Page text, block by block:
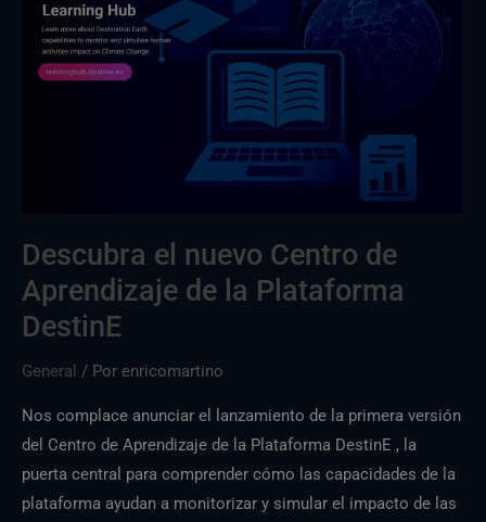
Descubra el nuevo Centro de
Aprendizaje de la Plataforma
DestinE
General / Por enricomartino
Nos complace anunciar el lanzamiento de la primera versión
del Centro de Aprendizaje de la Plataforma DestinE , la
puerta central para comprender cómo las capacidades de la
plataforma ayudan a monitorizar y simular el impacto de las
nuevo
centro